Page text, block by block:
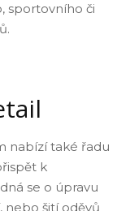
sportovního či
nabízí také řadu
k
se o úpravu
nebo šití oděvů